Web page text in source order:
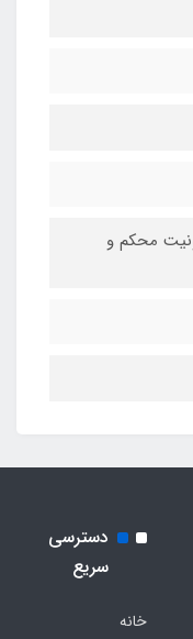
محکم و
دسترسی
سریع
خانه